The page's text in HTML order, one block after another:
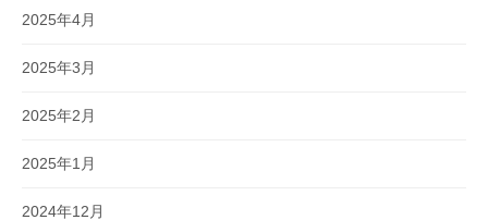
2025年4月
2025年3月
2025年2月
2025年1月
2024年12月